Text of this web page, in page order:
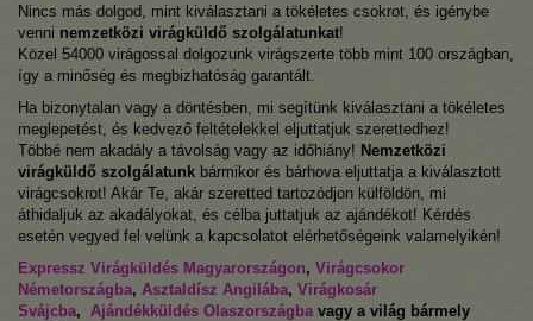
Nincs más dolgod, mint kiválasztani a tökéletes csokrot, és igénybe
venni nemzetközi virágküldő szolgálatunkat!
Közel 54000 virágossal dolgozunk virágszerte több mint 100 országban,
így a minőség és megbizhatóság garantált.
Ha bizonytalan vagy a döntésben, mi segítünk kiválasztani a tökéletes
meglepetést, és kedvező feltételekkel eljuttatjuk szerettedhez!
Többé nem akadály a távolság vagy az időhiány! Nemzetközi
virágküldő szolgálatunk bármikor és bárhova eljuttatja a kiválasztott
virágcsokrot! Akár Te, akár szeretted tartozódjon külföldön, mi
áthidaljuk az akadályokat, és célba juttatjuk az ajándékot! Kérdés
esetén vegyed fel velünk a kapcsolatot elérhetőségeink valamelyikén!
Expressz Virágküldés Magyarországon, Virágcsokor
Németországba, Asztaldísz Angilába, Virágkosár
Svájcba, Ajándékküldés Olaszországba vagy a világ bármely